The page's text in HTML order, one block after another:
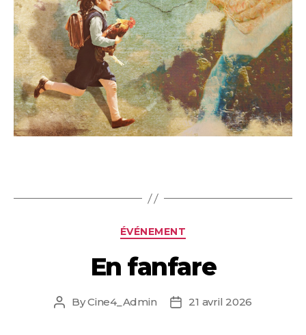
Categories
ÉVÉNEMENT
En fanfare
Post
ByCine4_Admin
Post21 avril 2026